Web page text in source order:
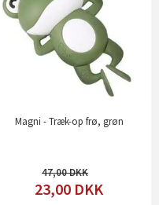
Magni - Træk-op frø, grøn
47,00
23,00 DKK